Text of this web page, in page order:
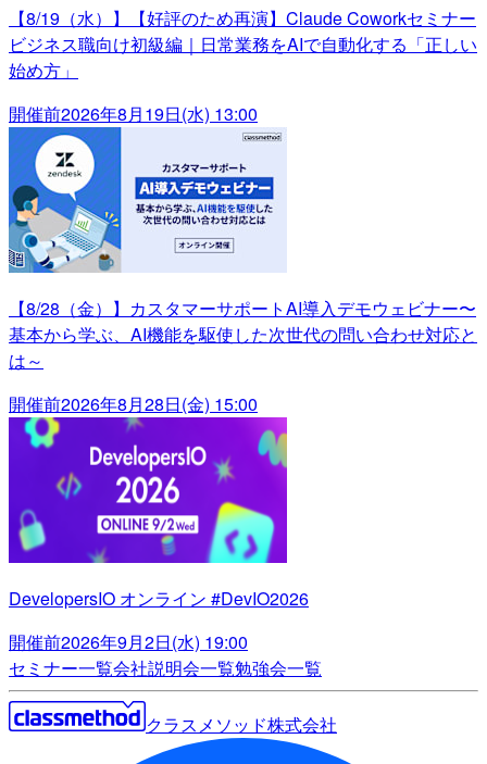
【8/19（水）】【好評のため再演】Claude Coworkセミナー
ビジネス職向け初級編｜日常業務をAIで自動化する「正しい
始め方」
開催前2026年8月19日(水) 13:00
【8/28（金）】カスタマーサポートAI導入デモウェビナー〜
基本から学ぶ、AI機能を駆使した次世代の問い合わせ対応と
は～
開催前2026年8月28日(金) 15:00
DevelopersIO オンライン #DevIO2026
開催前2026年9月2日(水) 19:00
セミナー一覧会社説明会一覧勉強会一覧
クラスメソッド株式会社